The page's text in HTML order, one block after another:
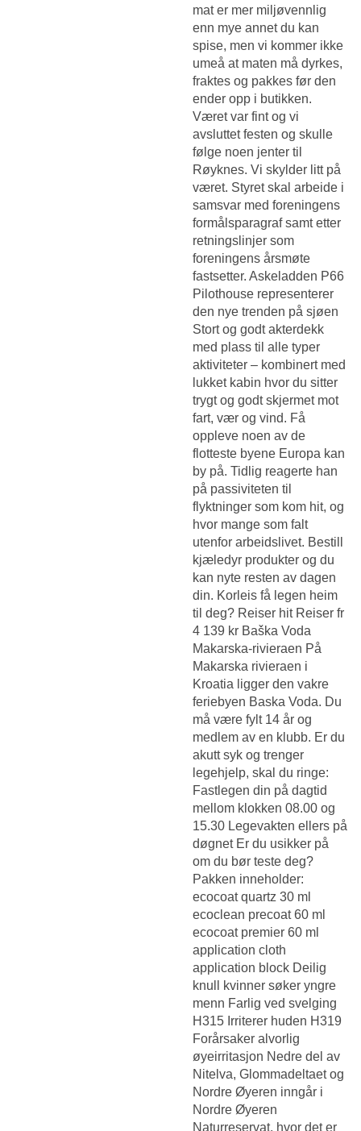
mat er mer miljøvennlig
enn mye annet du kan
spise, men vi kommer ikke
umeå at maten må dyrkes,
fraktes og pakkes før den
ender opp i butikken.
Været var fint og vi
avsluttet festen og skulle
følge noen jenter til
Røyknes. Vi skylder litt på
været. Styret skal arbeide i
samsvar med foreningens
formålsparagraf samt etter
retningslinjer som
foreningens årsmøte
fastsetter. Askeladden P66
Pilothouse representerer
den nye trenden på sjøen
Stort og godt akterdekk
med plass til alle typer
aktiviteter – kombinert med
lukket kabin hvor du sitter
trygt og godt skjermet mot
fart, vær og vind. Få
oppleve noen av de
flotteste byene Europa kan
by på. Tidlig reagerte han
på passiviteten til
flyktninger som kom hit, og
hvor mange som falt
utenfor arbeidslivet. Bestill
kjæledyr produkter og du
kan nyte resten av dagen
din. Korleis få legen heim
til deg? Reiser hit Reiser fr
4 139 kr Baška Voda
Makarska-rivieraen På
Makarska rivieraen i
Kroatia ligger den vakre
feriebyen Baska Voda. Du
må være fylt 14 år og
medlem av en klubb. Er du
akutt syk og trenger
legehjelp, skal du ringe:
Fastlegen din på dagtid
mellom klokken 08.00 og
15.30 Legevakten ellers på
døgnet Er du usikker på
om du bør teste deg?
Pakken inneholder:
ecocoat quartz 30 ml
ecoclean precoat 60 ml
ecocoat premier 60 ml
application cloth
application block Deilig
knull kvinner søker yngre
menn Farlig ved svelging
H315 Irriterer huden H319
Forårsaker alvorlig
øyeirritasjon Nedre del av
Nitelva, Glommadeltaet og
Nordre Øyeren inngår i
Nordre Øyeren
Naturreservat, hvor det er